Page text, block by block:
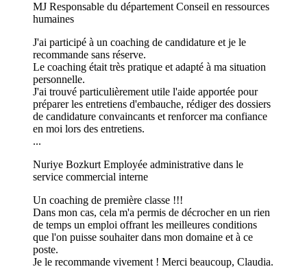
MJ Responsable du département Conseil en ressources
humaines
J'ai participé à un coaching de candidature et je le
recommande sans réserve.
Le coaching était très pratique et adapté à ma situation
personnelle.
J'ai trouvé particulièrement utile l'aide apportée pour
préparer les entretiens d'embauche, rédiger des dossiers
de candidature convaincants et renforcer ma confiance
en moi lors des entretiens.
...
Nuriye Bozkurt Employée administrative dans le
service commercial interne
Un coaching de première classe !!!
Dans mon cas, cela m'a permis de décrocher en un rien
de temps un emploi offrant les meilleures conditions
que l'on puisse souhaiter dans mon domaine et à ce
poste.
Je le recommande vivement ! Merci beaucoup, Claudia.